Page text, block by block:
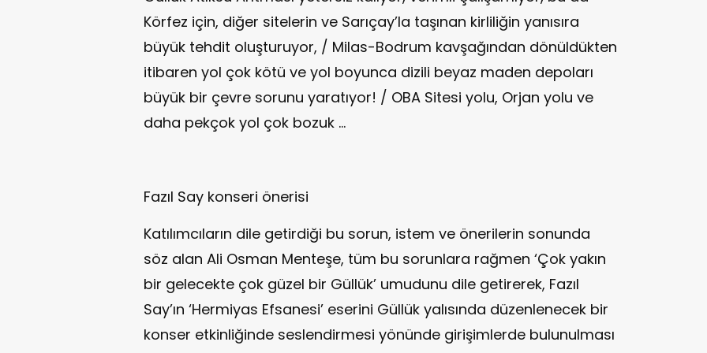
Körfez için, diğer sitelerin ve Sarıçay’la taşınan kirliliğin yanısıra
büyük tehdit oluşturuyor, / Milas-Bodrum kavşağından dönüldükten
itibaren yol çok kötü ve yol boyunca dizili beyaz maden depoları
büyük bir çevre sorunu yaratıyor! / OBA Sitesi yolu, Orjan yolu ve
daha pekçok yol çok bozuk ...
Fazıl Say konseri önerisi
Katılımcıların dile getirdiği bu sorun, istem ve önerilerin sonunda
söz alan Ali Osman Menteşe, tüm bu sorunlara rağmen ‘Çok yakın
bir gelecekte çok güzel bir Güllük’ umudunu dile getirerek, Fazıl
Say’ın ‘Hermiyas Efsanesi’ eserini Güllük yalısında düzenlenecek bir
konser etkinliğinde seslendirmesi yönünde girişimlerde bulunulması